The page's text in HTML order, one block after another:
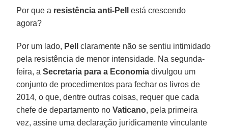
Por que a resistência anti-Pell
está crescendo
agora?
Por um lado, Pell
claramente não se sentiu intimidado
pela resistência de menor intensidade. Na segunda-
feira, aSecretaria para a Economia divulgou um
conjunto de procedimentos para fechar os livros de
2014, o que, dentre outras coisas, requer que cada
chefe de departamento noVaticano, pela primeira
vez, assine uma declaração juridicamente vinculante